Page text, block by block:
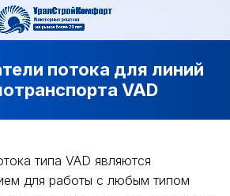
потока для линий
VAD
типа VAD являются
для работы с любым типом